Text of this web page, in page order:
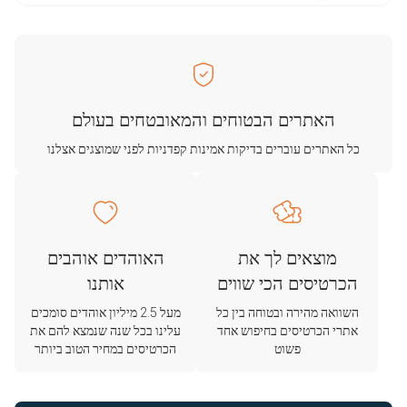
האתרים הבטוחים והמאובטחים בעולם
כל האתרים עוברים בדיקות אמינות קפדניות לפני שמוצגים אצלנו
מוצאים לך את
הכרטיסים הכי שווים
השוואה מהירה ובטוחה בין כל
אתרי הכרטיסים בחיפוש אחד
פשוט
האוהדים אוהבים
אותנו
מעל 2.5 מיליון אוהדים סומכים
עלינו בכל שנה שנמצא להם את
הכרטיסים במחיר הטוב ביותר